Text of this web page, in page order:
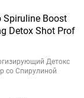
Spiruline Boost
Detox Shot Prof
Детокс
со Спирулиной